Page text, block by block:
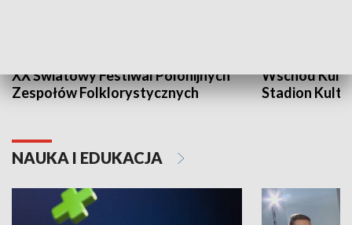
XX Światowy Festiwal Polonijnych
Zespołów Folklorystycznych
Wschód
Stadion
NAUKA I EDUKACJA